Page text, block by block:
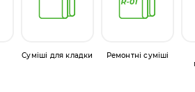
Суміші для кладки Ремонтні суміші